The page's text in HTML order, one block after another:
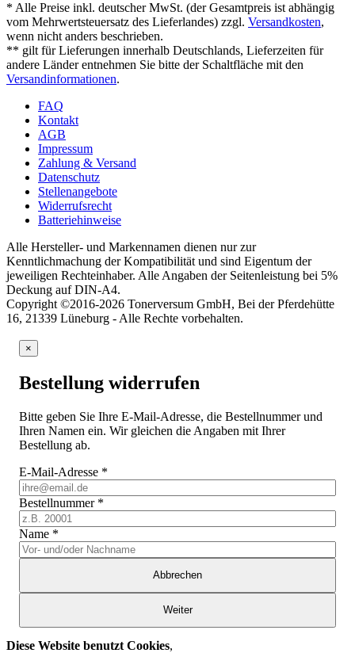
* Alle Preise inkl. deutscher MwSt. (der Gesamtpreis ist abhängig
vom Mehrwertsteuersatz des Lieferlandes) zzgl. Versandkosten,
wenn nicht anders beschrieben.
** gilt für Lieferungen innerhalb Deutschlands, Lieferzeiten für
andere Länder entnehmen Sie bitte der Schaltfläche mit den
Versandinformationen.
FAQ
Kontakt
AGB
Impressum
Zahlung & Versand
Datenschutz
Stellenangebote
Widerrufsrecht
Batteriehinweise
Alle Hersteller- und Markennamen dienen nur zur
Kenntlichmachung der Kompatibilität und sind Eigentum der
jeweiligen Rechteinhaber. Alle Angaben der Seitenleistung bei 5%
Deckung auf DIN-A4.
Copyright ©2016-2026 Tonerversum GmbH, Bei der Pferdehütte
16, 21339 Lüneburg - Alle Rechte vorbehalten.
×
Bestellung widerrufen
Bitte geben Sie Ihre E-Mail-Adresse, die Bestellnummer und
Ihren Namen ein. Wir gleichen die Angaben mit Ihrer
Bestellung ab.
E-Mail-Adresse *
Bestellnummer *
Name *
Abbrechen
Weiter
Diese Website benutzt Cookies,